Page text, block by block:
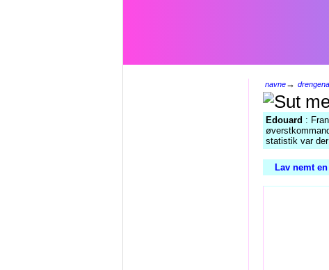
navne→
Edouard :
statistik var
Lav nemt